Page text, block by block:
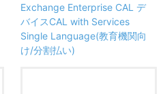
Exchange Enterprise CAL デ
バイスCAL with Services
Single Language(教育機関向
け/分割払い)